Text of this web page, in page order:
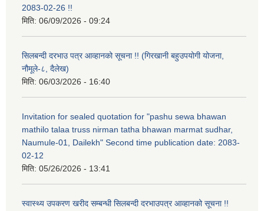
2083-02-26 !!
मिति: 06/09/2026 - 09:24
सिलबन्दी दरभाउ पत्र आव्हानको सूचना !! (गिरखानी बहुउपयोगी योजना,
नौमूले-८, दैलेख)
मिति: 06/03/2026 - 16:40
Invitation for sealed quotation for "pashu sewa bhawan
mathilo talaa truss nirman tatha bhawan marmat sudhar,
Naumule-01, Dailekh" Second time publication date: 2083-
02-12
मिति: 05/26/2026 - 13:41
स्वास्थ्य उपकरण खरीद सम्बन्धी सिलबन्दी दरभाउपत्र आव्हानको सूचना !!